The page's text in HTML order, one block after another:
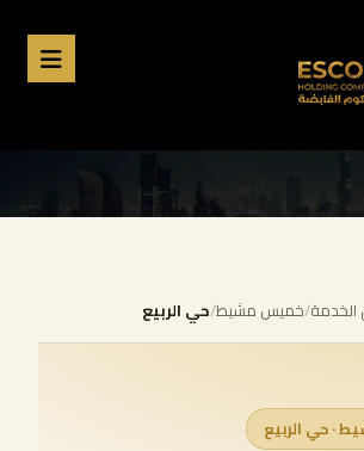
/خميس مشيط/حي الربيع
· حي الربيع